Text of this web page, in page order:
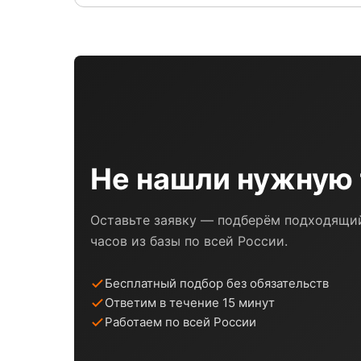
Не нашли нужную
Оставьте заявку — подберём
часов из базы по всей России.
Бесплатный подбор без обязательств
Ответим в течение 15 минут
Работаем по всей России